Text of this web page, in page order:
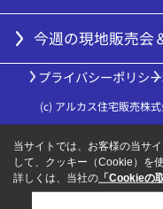
今週の現地販売会
プライバシーポリシー
(c) アルカス住宅販売株
当サイトでは、お客様の当サ
して、クッキー（Cookie）を
詳しくは、当社の 「Cookieの